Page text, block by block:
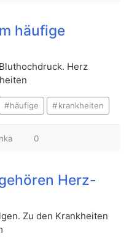
häufige
Herz
häufige krankheiten
0
Herz-
Zu den Krankheiten